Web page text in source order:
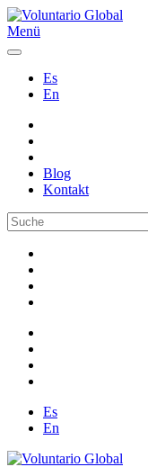
Menü
Es
En
Blog
Kontakt
Es
En